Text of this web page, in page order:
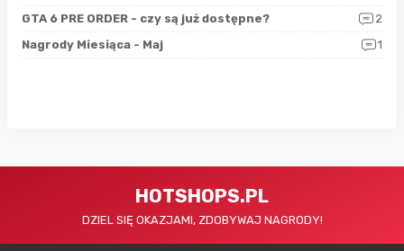
GTA 6 PRE ORDER - czy są już dostępne?
2
Nagrody Miesiąca - Maj
1
HOTSHOPS.PL
DZIEL SIĘ OKAZJAMI, ZDOBYWAJ NAGRODY!